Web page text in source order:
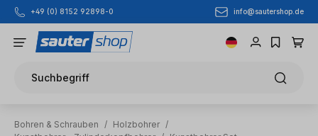
Zum Hauptinhalt springen
+49 (0) 8152 92898-0 info@sautershop.de
Suchbegriff
Bohren & Schrauben / Holzbohrer /